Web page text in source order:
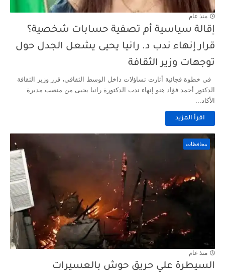
منذ عام
إقالة سياسية أم تصفية حسابات شخصية؟
قرار إنهاء ندب د. رانيا يحيى يشعل الجدل حول
توجهات وزير الثقافة
في خطوة فجائية أثارت تساؤلات داخل الوسط الثقافي، قرر وزير الثقافة
الدكتور أحمد فؤاد هنو إنهاء ندب الدكتورة رانيا يحيى من منصب مديرة
الأكاد...
اقرأ المزيد
محافظات
منذ عام
السيطرة علي حريق حوش بالعسيرات